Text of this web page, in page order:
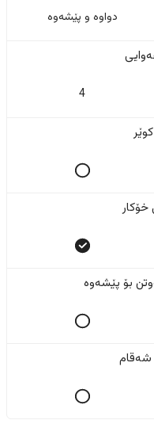
دواوە و پێشەوە
4
خۆکار
بۆ پێشەوە
شەقام